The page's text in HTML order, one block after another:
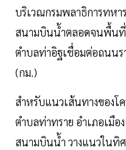
บริเวณกรมพลาธิการทห
สนามบินน้ำตลอดจนพื้น
ตำบลท่าอิฐเชื่อมต่อถนนร
(กม.)
สำหรับแนวเส้นทางของโ
ตำบลท่าทราย อำเภอเมื
สนามบินน้ำ วางแนวใน